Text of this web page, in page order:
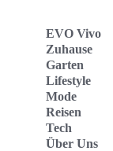
EVO Vivo
Zuhause
Garten
Lifestyle
Mode
Reisen
Tech
Über Uns